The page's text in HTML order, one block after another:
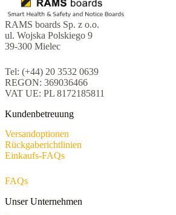
RAMS boards Sp. z o.o.
ul. Wojska Polskiego 9
39-300 Mielec
Tel: (+44) 20 3532 0639
REGON: 369036466
VAT UE: PL 8172185811
Kundenbetreuung
Versandoptionen
Rückgaberichtlinien
Einkaufs-FAQs
FAQs
Unser Unternehmen